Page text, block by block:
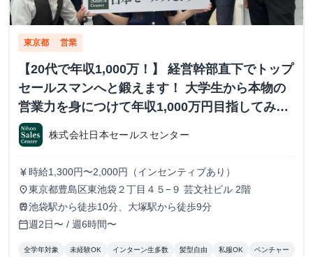
東京都 営業
【20代で年収1,000万！】 経営幹部直下でトップ
セールスマンへと鍛えます！ 大学生から本物の
営業力を身につけて年収1,000万円目指してみま
せんか？ ※当社直結内定あり #学歴不問 #未経験
可 #1.2年生可 - 株式会社日本セールスセンター
の長期・有給インターンシップ
株式会社日本セールスセンター
currency_yen 時給1,300円〜2,000円（インセンティブあり）
place東京都豊島区東池袋２丁目４５−９ 芸文社ビル 2階
train池袋駅から徒歩10分、大塚駅から徒歩9分
calendar_today週2日〜 / 週6時間〜
全学年対象 未経験OK インターン生多数 髪型自由 私服OK ベンチャー